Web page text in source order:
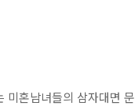
혼남녀들의 삼자대면